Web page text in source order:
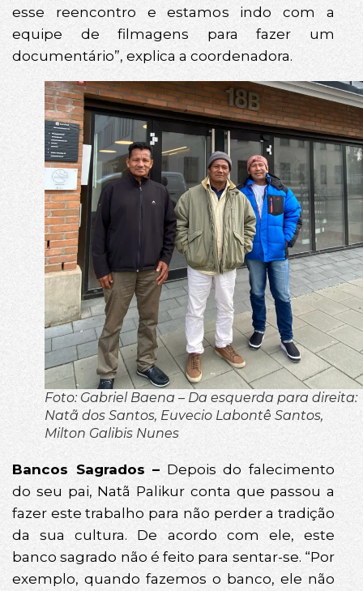
esse reencontro e estamos indo com a
equipe de filmagens para fazer um
documentário”, explica a coordenadora.
Foto: Gabriel Baena – Da esquerda para direita:
Natã dos Santos, Euvecio Labontê Santos,
Milton Galibis Nunes
Bancos Sagrados – Depois do falecimento
do seu pai, Natã Palikur conta que passou a
fazer este trabalho para não perder a tradição
da sua cultura. De acordo com ele, este
banco sagrado não é feito para sentar-se. “Por
exemplo, quando fazemos o banco, ele não